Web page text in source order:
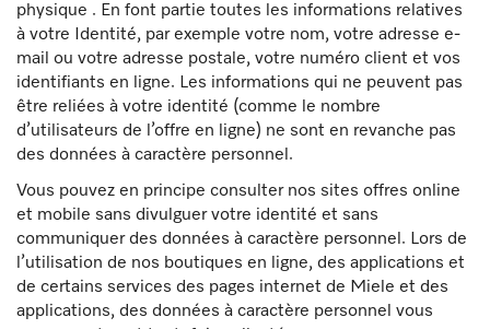
physique . En font partie toutes les informations relatives
à votre Identité, par exemple votre nom, votre adresse e-
mail ou votre adresse postale, votre numéro client et vos
identifiants en ligne. Les informations qui ne peuvent pas
être reliées à votre identité (comme le nombre
d’utilisateurs de l’offre en ligne) ne sont en revanche pas
des données à caractère personnel.
Vous pouvez en principe consulter nos sites offres online
et mobile sans divulguer votre identité et sans
communiquer des données à caractère personnel. Lors de
l’utilisation de nos boutiques en ligne, des applications et
de certains services des pages internet de Miele et des
applications, des données à caractère personnel vous